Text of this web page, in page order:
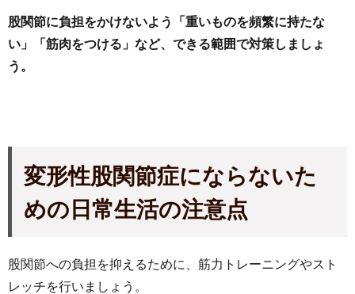
股関節に負担をかけないよう「重いものを頻繁に持たな
い」「筋肉をつける」など、できる範囲で対策しましょ
う。
変形性股関節症にならないた
めの日常生活の注意点
股関節への負担を抑えるために、筋力トレーニングやスト
レッチを行いましょう。